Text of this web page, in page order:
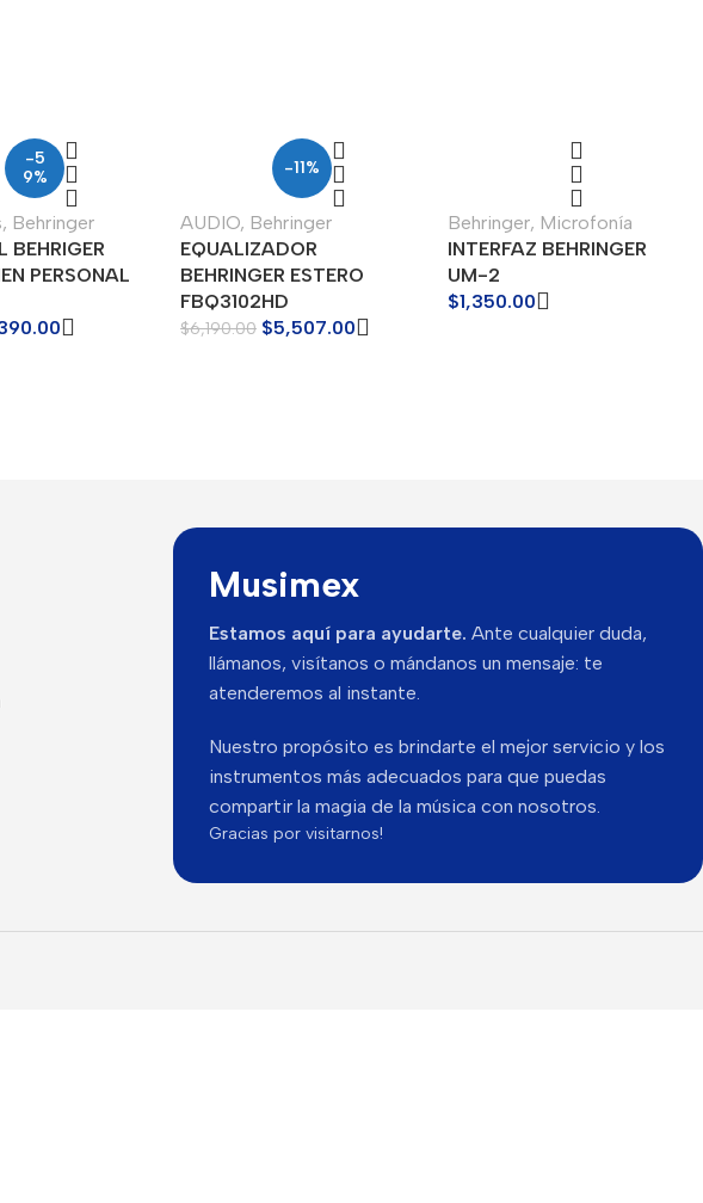
-5
9%
, Behringer
BEHRIGER
PERSONAL
-11%
AUDIO, Behringer
EQUALIZADOR
BEHRINGER ESTERO
FBQ3102HD
$6,190.00 $5,507.00
Behringer, Microfonía
INTERFAZ BEHRINGER
UM-2
$1,350.00
Musimex
Estamos aquí para ayudarte. Ante cualquier duda,
llámanos, visítanos o mándanos un mensaje: te
atenderemos al instante.
Nuestro propósito es brindarte el mejor servicio y los
instrumentos más adecuados para que puedas
compartir la magia de la música con nosotros.
Gracias por visitarnos!